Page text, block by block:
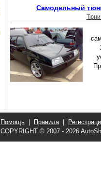
Самодельный
Помощь Правила|
COPYRIGHT © 2007 - 2026